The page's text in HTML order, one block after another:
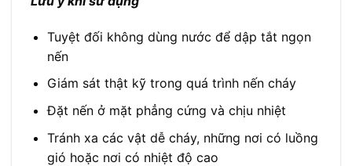
Tuyệt đối không dùng nước để dập tắt ngọn
nến
Giám sát thật kỹ trong quá trình nến cháy
Đặt nến ở mặt phẳng cứng và chịu nhiệt
Tránh xa các vật dễ cháy, những nơi có luồng
gió hoặc nơi có nhiệt độ cao